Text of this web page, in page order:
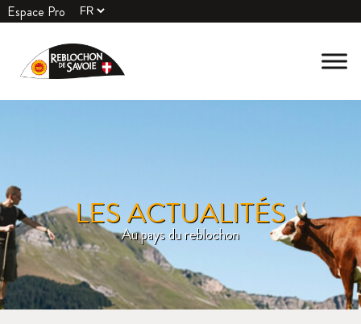
Espace Pro
LES ACTUALITÉS
Au pays du reblochon